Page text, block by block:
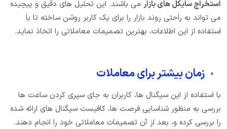
استخراج سایکل های بازار می باشند. این تحلیل های دقیق و پیچیده
می تواند به راحتی روند بازار را برای یک کاربر روشن ساخته تا با
استفاده از این اطلاعات، بهترین تصمیمات معاملاتی را اتخاذ نماید.
زمان بیشتر برای معاملات
با استفاده از این سیگنال ها، کاربران به جای سپری کردن ساعت ها
بررسی به منظور شناسایی فرصت ها، کافیست سیگنال های ارائه شده
را بررسی کرده و، بعد از آن تصمیمات معاملاتی خود را انجام دهند.